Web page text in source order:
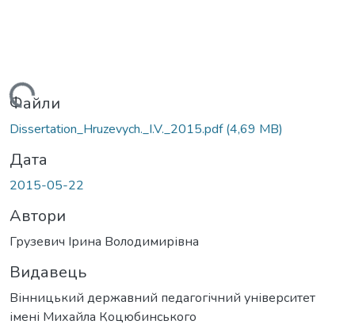
Файли
Dissertation_Hruzevych._I.V._2015.pdf(4,69 MB)
Дата
2015-05-22
Автори
Грузевич Ірина Володимирівна
Видавець
Вінницький державний педагогічний університет
імені Михайла Коцюбинського